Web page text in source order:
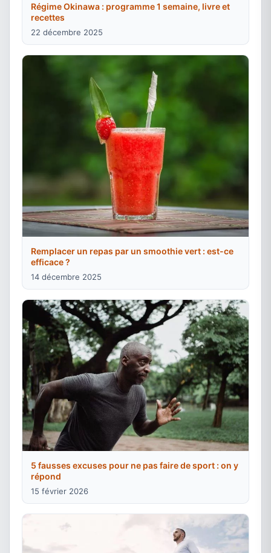
Régime Okinawa : programme 1 semaine, livre et
recettes
22 décembre 2025
Remplacer un repas par un smoothie vert : est-ce
efficace ?
14 décembre 2025
5 fausses excuses pour ne pas faire de sport : on y
répond
15 février 2026